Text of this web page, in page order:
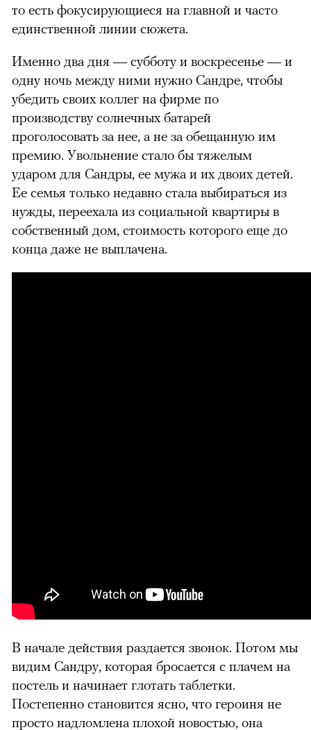
то есть фокусирующиеся на главной и часто
единственной линии сюжета.
Именно два дня — субботу и воскресенье — и
одну ночь между ними нужно Сандре, чтобы
убедить своих коллег на фирме по
производству солнечных батарей
проголосовать за нее, а не за обещанную им
премию. Увольнение стало бы тяжелым
ударом для Сандры, ее мужа и их двоих детей.
Ее семья только недавно стала выбираться из
нужды, переехала из социальной квартиры в
собственный дом, стоимость которого еще до
конца даже не выплачена.
В начале действия раздается звонок. Потом мы
видим Сандру, которая бросается с плачем на
постель и начинает глотать таблетки.
Постепенно становится ясно, что героиня не
просто надломлена плохой новостью, она